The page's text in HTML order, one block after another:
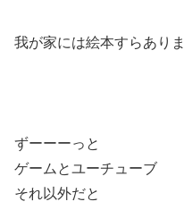
我が家には絵本すらありま
ずーーーっと
ゲームとユーチューブ
それ以外だと